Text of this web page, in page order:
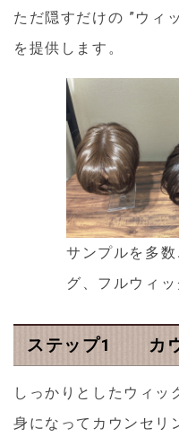
ただ隠すだけの ”ウィ
を提供します。
サンプルを多
グ、フルウィッ
ステップ1 カウ
しっかりとしたウィッ
身になってカウンセリ